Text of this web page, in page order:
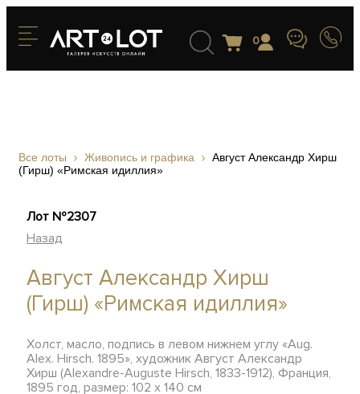
0
Все лоты Живопись и графика
Август Александр Хирш
(Гирш) «Римская идиллия»
Лот №2307
Назад
Август Александр Хирш
(Гирш) «Римская идиллия»
Холст, масло, подпись в левом нижнем углу «Aug.
Alex. Hirsch. 1895», художник Август Александр
Хирш (Alexandre-Auguste Hirsch, 1833-1912), Франция,
1895 год, размер: 102 х 140 см